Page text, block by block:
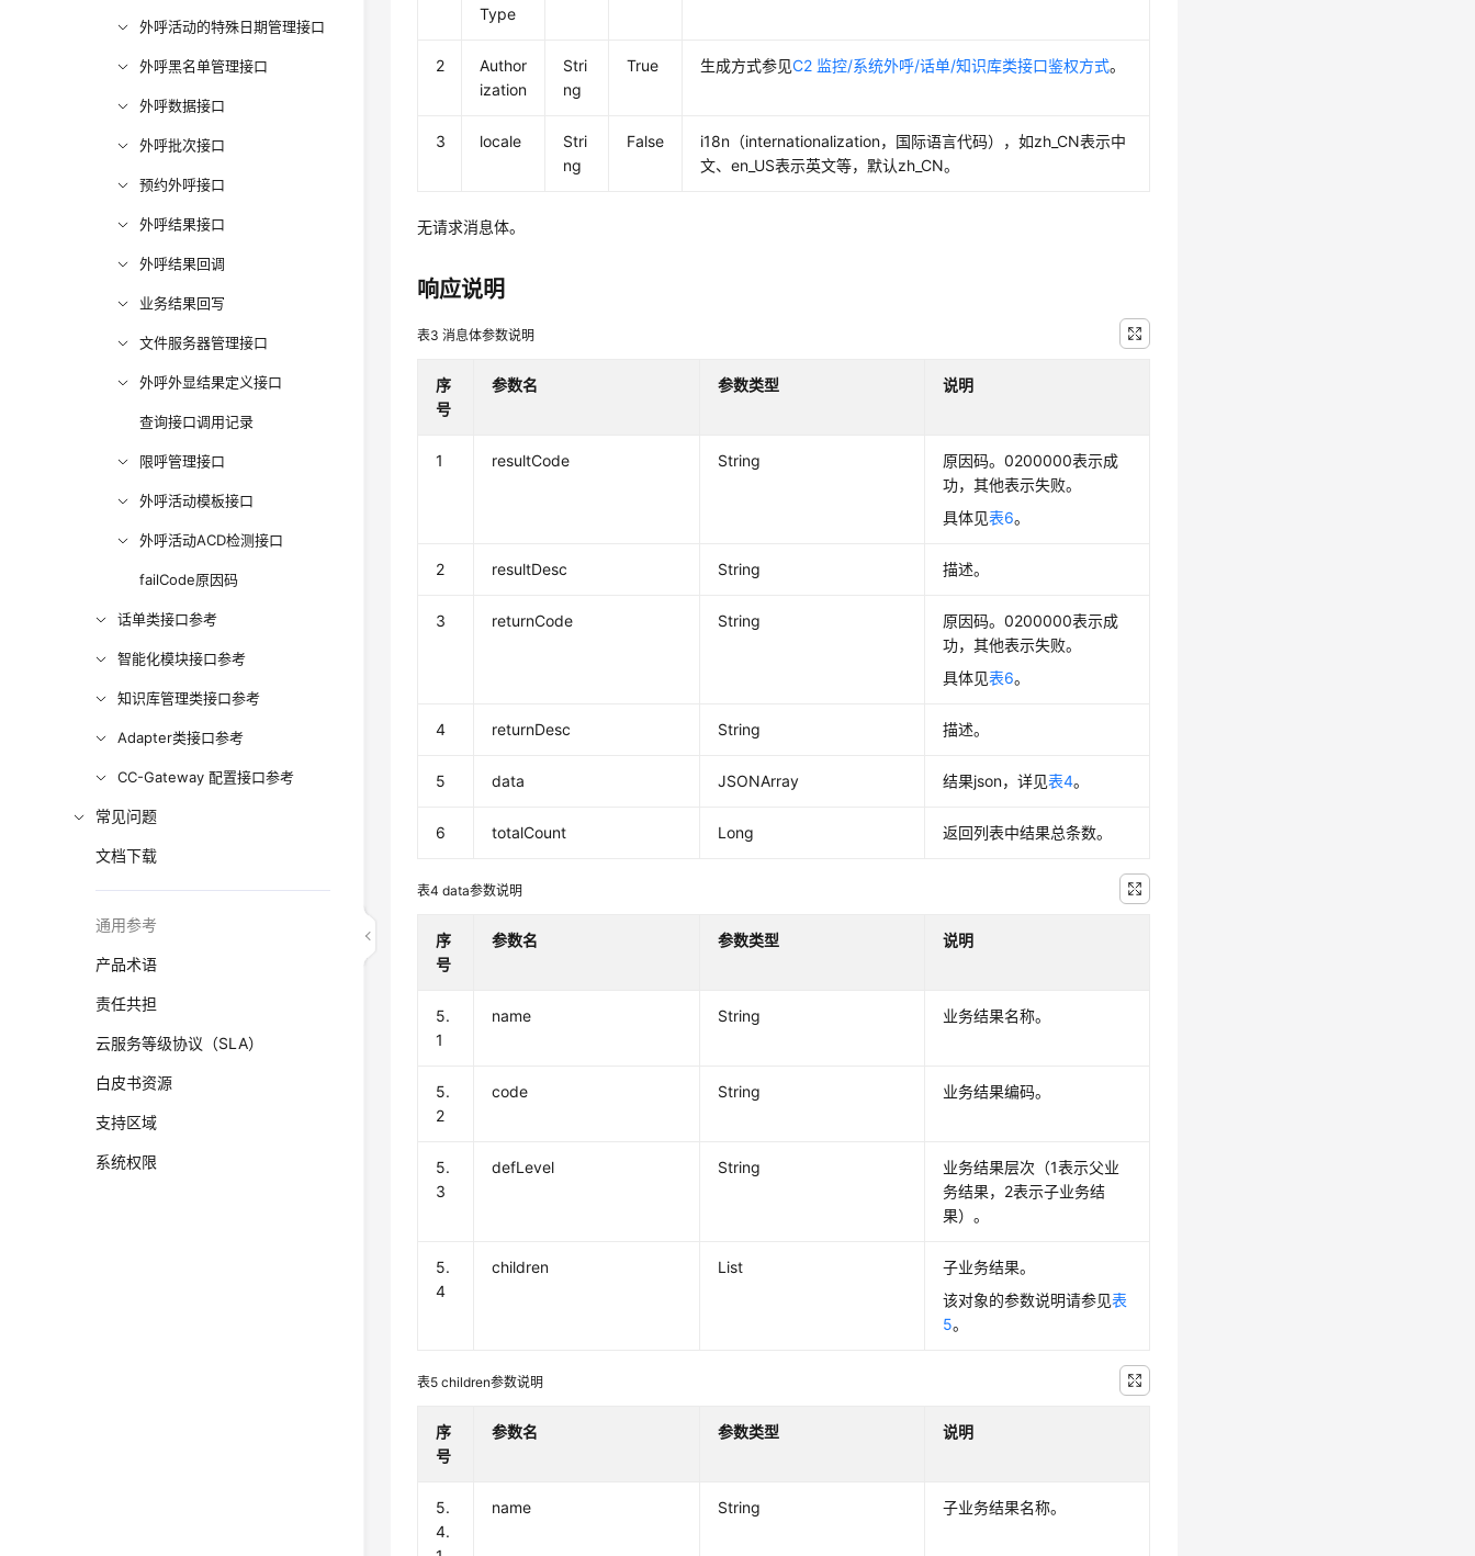
外呼活动的特殊日期管理接口
外呼黑名单管理接口
外呼数据接口
外呼批次接口
预约外呼接口
外呼结果接口
外呼结果回调
业务结果回写
文件服务器管理接口
外呼外显结果定义接口
查询接口调用记录
限呼管理接口
外呼活动模板接口
外呼活动ACD检测接口
failCode原因码
话单类接口参考
智能化模块接口参考
知识库管理类接口参考
Adapter类接口参考
CC-Gateway 配置接口参考
常见问题
文档下载
通用参考
产品术语
责任共担
云服务等级协议（SLA）
白皮书资源
支持区域
系统权限
Type
2
Author
ization
Stri
ng
True 生成方式参见C2 监控/系统外呼/话单/知识库类接口鉴权方式。
3 locale
Stri
ng
False
i18n（internationalization，国际语言代码），如zh_CN表示中
文、en_US表示英文等，默认zh_CN。
无请求消息体。
响应说明
表3消息体参数说明
序
号
参数名 参数类型 说明
1 resultCode String
原因码。0200000表示成
功，其他表示失败。
具体见表6。
2 resultDesc String 描述。
3 returnCode String
原因码。0200000表示成
功，其他表示失败。
具体见表6。
4 returnDesc String 描述。
5 data JSONArray 结果json，详见表4。
6 totalCount Long 返回列表中结果总条数。
表4data参数说明
序
号
参数名 参数类型 说明
5.
1
name String 业务结果名称。
5.
2
code String 业务结果编码。
5.
3
defLevel String
业务结果层次（1表示父业
务结果，2表示子业务结
果）。
5.
4
children List
子业务结果。
该对象的参数说明请参见表
5。
表5children参数说明
序
号
参数名 参数类型 说明
5.
4.
name String 子业务结果名称。